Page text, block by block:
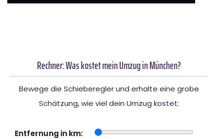
Rechner: Was kostet mein Umzug in München?
Bewege die Schieberegler und erhalte eine grobe
Schätzung, wie viel dein Umzug kostet:
Entfernung in km: